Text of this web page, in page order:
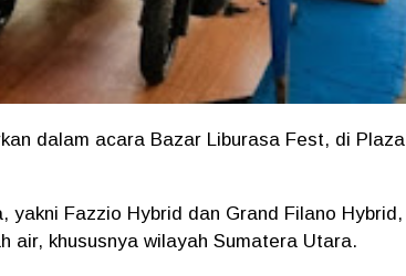
dalam acara Bazar Liburasa Fest, di Plaza
yakni Fazzio Hybrid dan Grand Filano Hybrid,
air, khususnya wilayah Sumatera Utara.